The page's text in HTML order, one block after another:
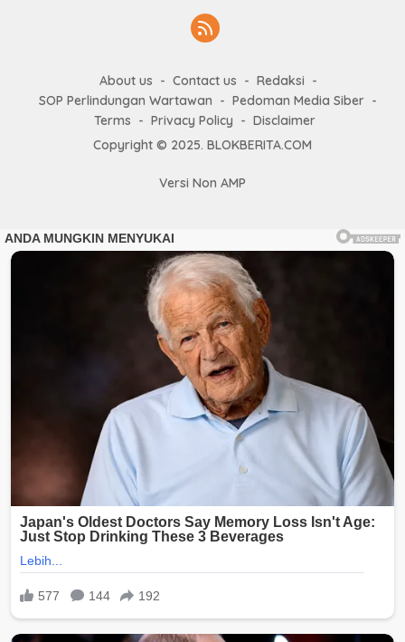
About us Contact us
Redaksi
SOP Perlindungan Wartawan
Pedoman Media Siber
Terms
Privacy Policy
Disclaimer
Copyright © 2025. BLOKBERITA.COM
Versi Non AMP